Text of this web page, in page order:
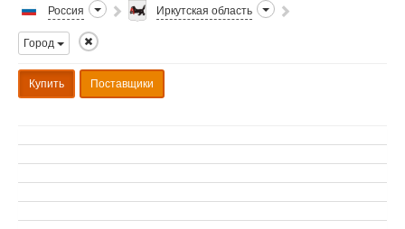
Россия Иркутская область
Город
Купить Поставщики